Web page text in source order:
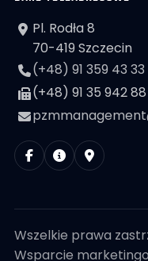
Pl. Rodła 8
70-419 Szczecin
(+48) 91 359 43 33
(+48) 91 35 942 88
Wszelkie prawa
Wsparcie